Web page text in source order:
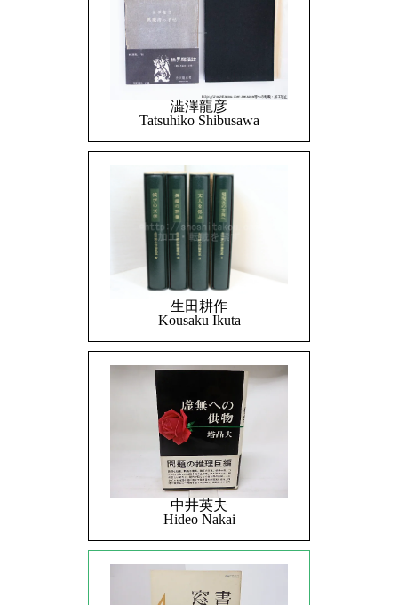
澁澤龍彦
Tatsuhiko Shibusawa
生田耕作
Kousaku Ikuta
中井英夫
Hideo Nakai